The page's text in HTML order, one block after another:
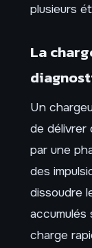
plusieurs
La
Un
de délivrer
par une
des
dissoudre
accumulés
charge